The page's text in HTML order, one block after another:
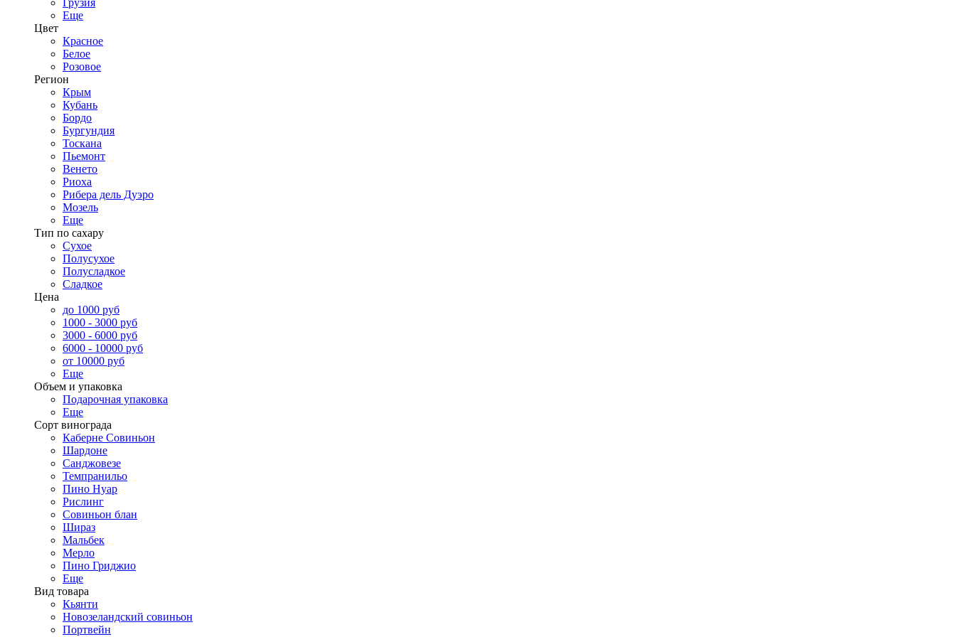
Грузия
Еще
Цвет
Красное
Белое
Розовое
Регион
Крым
Кубань
Бордо
Бургундия
Тоскана
Пьемонт
Венето
Риоха
Рибера дель Дуэро
Мозель
Еще
Тип по сахару
Сухое
Полусухое
Полусладкое
Сладкое
Цена
до 1000 руб
1000 - 3000 руб
3000 - 6000 руб
6000 - 10000 руб
от 10000 руб
Еще
Объем и упаковка
Подарочная упаковка
Еще
Сорт винограда
Каберне Совиньон
Шардоне
Санджовезе
Темпранильо
Пино Нуар
Рислинг
Совиньон блан
Шираз
Мальбек
Мерло
Пино Гриджио
Еще
Вид товара
Кьянти
Новозеландский совиньон
Портвейн